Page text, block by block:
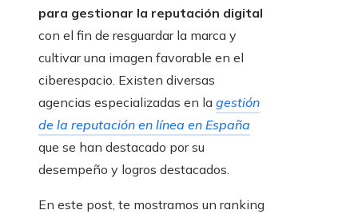
para gestionar la reputación digital
con el fin de resguardar la marca y
cultivar una imagen favorable en el
ciberespacio. Existen diversas
agencias especializadas en la gestión
de la reputación en línea en España
que se han destacado por su
desempeño y logros destacados.
En este post, te mostramos un ranking